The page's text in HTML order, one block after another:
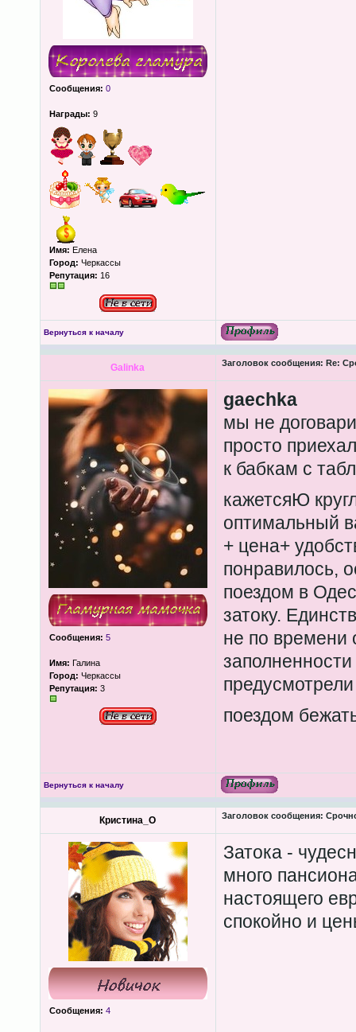
Сообщения: 0
Награды: 9
Имя: Елена
Город: Черкассы
Репутация: 16
Вернуться к началу
Galinka Заголовок сообщения: Re:
Сообщения: 5
Имя: Галина
Город: Черкассы
Репутация: 3
gaechka
мы не
просто
к бабкам с
кажетсяЮ
оптимальный
+ цена+
понравилось,
поездом в
затоку.
не по времени
поездом
Вернуться к началу
Кристина_О Заголовок сообщения:
Сообщения: 4
Затока -
много
настоящего
спокойно и